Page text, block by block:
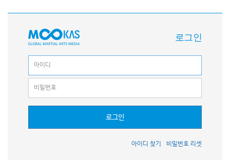
로그인
로그인
비밀번호 리셋
아이디 찾기